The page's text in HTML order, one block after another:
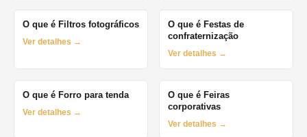
O que é Filtros fotográficos
Ver detalhes →
O que é Festas de
confraternização
Ver detalhes →
O que é Forro para tenda
Ver detalhes →
O que é Feiras
corporativas
Ver detalhes →